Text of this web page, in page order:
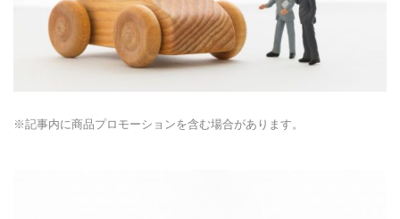
※記事内に商品プロモーションを含む場合があります。